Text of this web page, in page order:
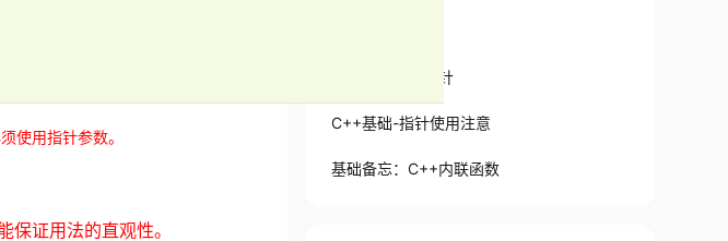
使用指针参数。
保证用法的直观性。
C++基础——指针
C++基础-指针使用注意
基础备忘：C++内联函数